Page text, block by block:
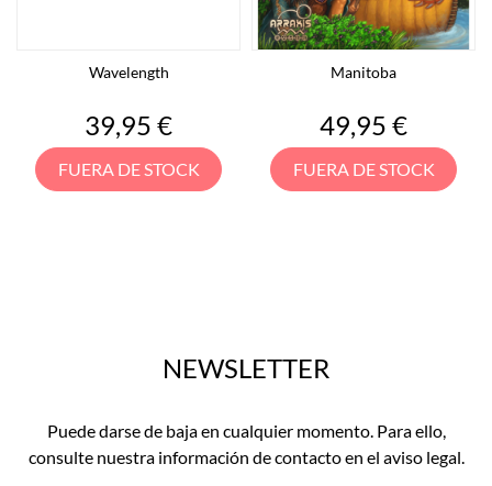
Wavelength
Precio
39,95 €
FUERA DE STOCK
Manitoba
Precio
49,95 €
FUERA DE STOCK
NEWSLETTER
Puede darse de baja en cualquier momento. Para ello,
consulte nuestra información de contacto en el aviso legal.